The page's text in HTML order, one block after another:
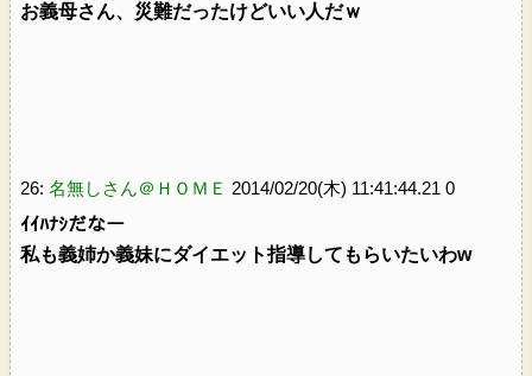
お義母さん、災難だったけどいい人だｗ
26: 名無しさん＠ＨＯＭＥ 2014/02/20(木) 11:41:44.21 0
ｲｲﾊﾅｼだなー
私も義姉か義妹にダイエット指導してもらいたいわw